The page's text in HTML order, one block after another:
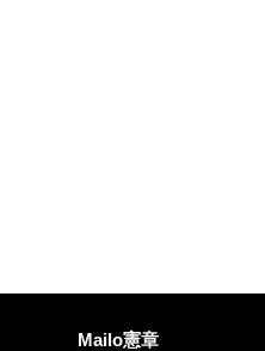
役立つリンク
Mailo憲章